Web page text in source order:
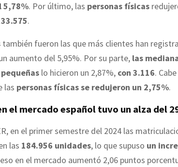
5,78%. Por último, las personas físicas
.
también fueron las que más clientes han
aumento del 5,95%. Por su parte, las
pequeñas lo hicieron un 2,87%, con 3.116.
las personas físicas se redujeron un 2,75%.
el mercado español tuvo un alza del
en el primer semestre del 2024 las
las 184.956 unidades, lo que supuso un
en el mercado aumentó 2,06 puntos